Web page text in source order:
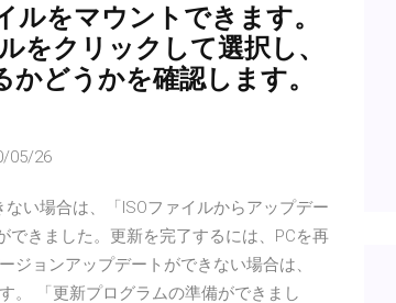
ルをマウントできます。
をクリックして選択し、
どうかを確認します。
05/26
い場合は、「ISOファイルからアップデー
できました。更新を完了するには、PCを再
ョンアップデートができない場合は、
。 「更新プログラムの準備ができまし